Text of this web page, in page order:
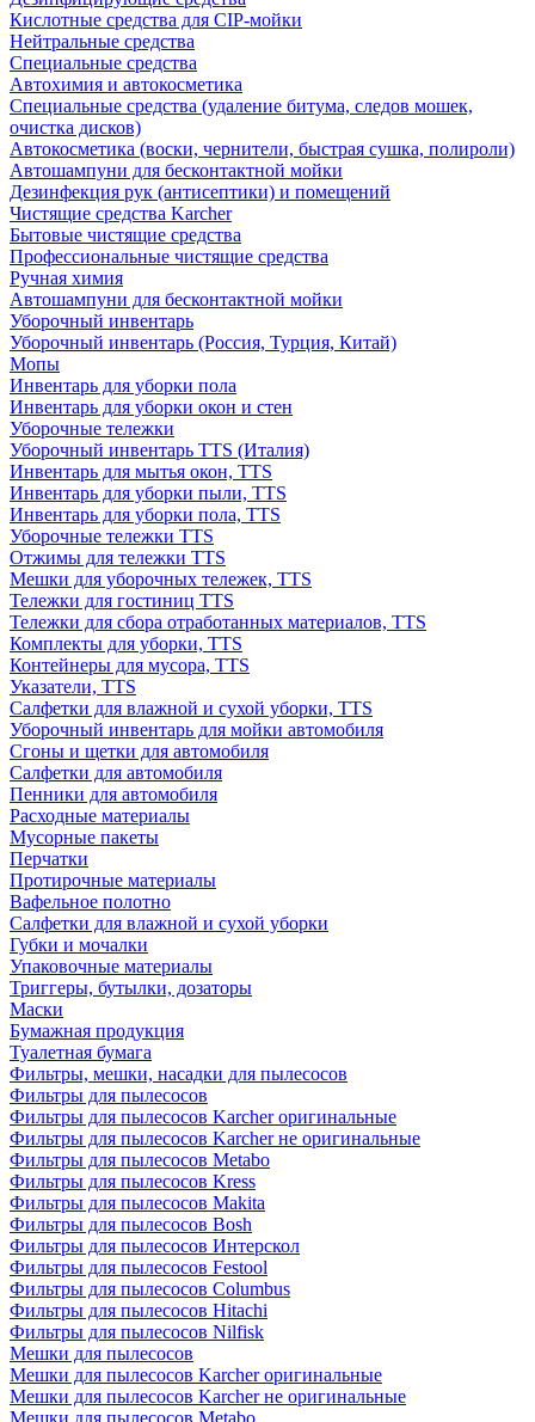
Кислотные средства для CIP-мойки
Нейтральные средства
Специальные средства
Автохимия и автокосметика
Специальные средства (удаление битума, следов мошек,
очистка дисков)
Автокосметика (воски, чернители, быстрая сушка, полироли)
Автошампуни для бесконтактной мойки
Дезинфекция рук (антисептики) и помещений
Чистящие средства Karcher
Бытовые чистящие средства
Профессиональные чистящие средства
Ручная химия
Автошампуни для бесконтактной мойки
Уборочный инвентарь
Уборочный инвентарь (Россия, Турция, Китай)
Мопы
Инвентарь для уборки пола
Инвентарь для уборки окон и стен
Уборочные тележки
Уборочный инвентарь TTS (Италия)
Инвентарь для мытья окон, TTS
Инвентарь для уборки пыли, TTS
Инвентарь для уборки пола, TTS
Уборочные тележки TTS
Отжимы для тележки TTS
Мешки для уборочных тележек, TTS
Тележки для гостиниц TTS
Тележки для сбора отработанных материалов, TTS
Комплекты для уборки, TTS
Контейнеры для мусора, TTS
Указатели, TTS
Салфетки для влажной и сухой уборки, TTS
Уборочный инвентарь для мойки автомобиля
Сгоны и щетки для автомобиля
Салфетки для автомобиля
Пенники для автомобиля
Расходные материалы
Мусорные пакеты
Перчатки
Протирочные материалы
Вафельное полотно
Салфетки для влажной и сухой уборки
Губки и мочалки
Упаковочные материалы
Триггеры, бутылки, дозаторы
Маски
Бумажная продукция
Туалетная бумага
Фильтры, мешки, насадки для пылесосов
Фильтры для пылесосов
Фильтры для пылесосов Karcher оригинальные
Фильтры для пылесосов Karcher не оригинальные
Фильтры для пылесосов Metabo
Фильтры для пылесосов Kress
Фильтры для пылесосов Makita
Фильтры для пылесосов Bosh
Фильтры для пылесосов Интерскол
Фильтры для пылесосов Festool
Фильтры для пылесосов Columbus
Фильтры для пылесосов Hitachi
Фильтры для пылесосов Nilfisk
Мешки для пылесосов
Мешки для пылесосов Karcher оригинальные
Мешки для пылесосов Karcher не оригинальные
Мешки для пылесосов Metabo